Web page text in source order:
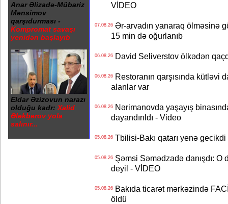
Anar Əlizadə-Mübariz
Mənsimov
qarşıdurması -
Kompromat savaşı
yenidən başlayıb
Eldar Əzizovun narazı
olduğu kadr: Xalid
Ələkbərov yola
salınır...
VİDEO
07.08.26Ər-arvadın yanaraq ölməsinə
15 min də oğurlanıb
06.08.26David Seliverstov ölkədən
06.08.26Restoranın qarşısında kütləvi
alanlar var
06.08.26Nərimanovda yaşayış
dayandırıldı - Video
05.08.26Tbilisi-Bakı qatarı yenə gecikdi
05.08.26Şəmsi Səmədzadə danışdı: O
deyil - VİDEO
05.08.26Bakıda ticarət mərkəzində
öldü